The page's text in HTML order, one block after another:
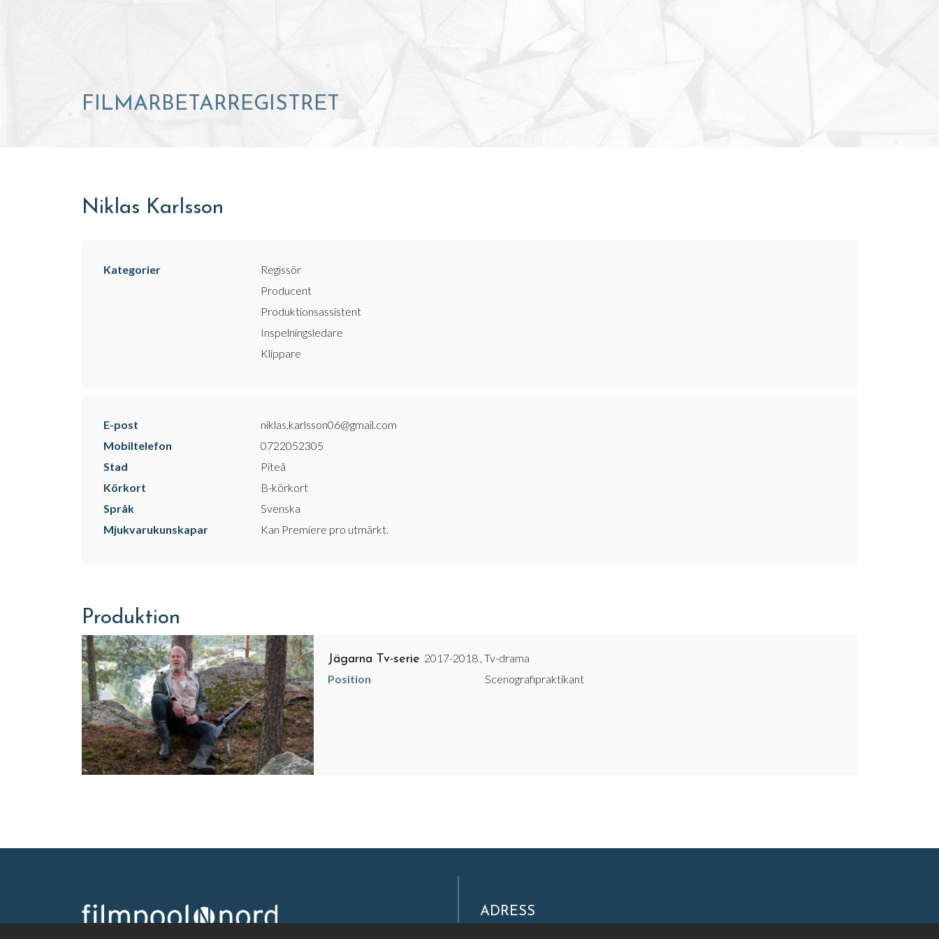
FILMARBETARREGISTRET
Niklas Karlsson
Kategorier
Regissör
Producent
Produktionsassistent
Inspelningsledare
Klippare
E-post
niklas.karlsson06@gmail.com
Mobiltelefon
0722052305
Stad
Piteå
Körkort
B-körkort
Språk
Svenska
Mjukvarukunskapar
Kan Premiere pro utmärkt.
Produktion
Jägarna Tv-serie 2017-2018 , Tv-drama
Position
Scenografipraktikant
ADRESS